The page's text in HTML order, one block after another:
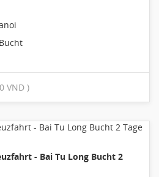
VND )
- Bai Tu Long Bucht 2